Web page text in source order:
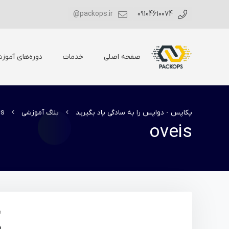
صفحه اصلی خدمات دوره‌های
پکاپس - دواپس را به سادگی یاد بگیرید بلاگ آموزشی
oveis